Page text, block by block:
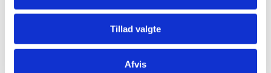
Tillad valgte
Afvis